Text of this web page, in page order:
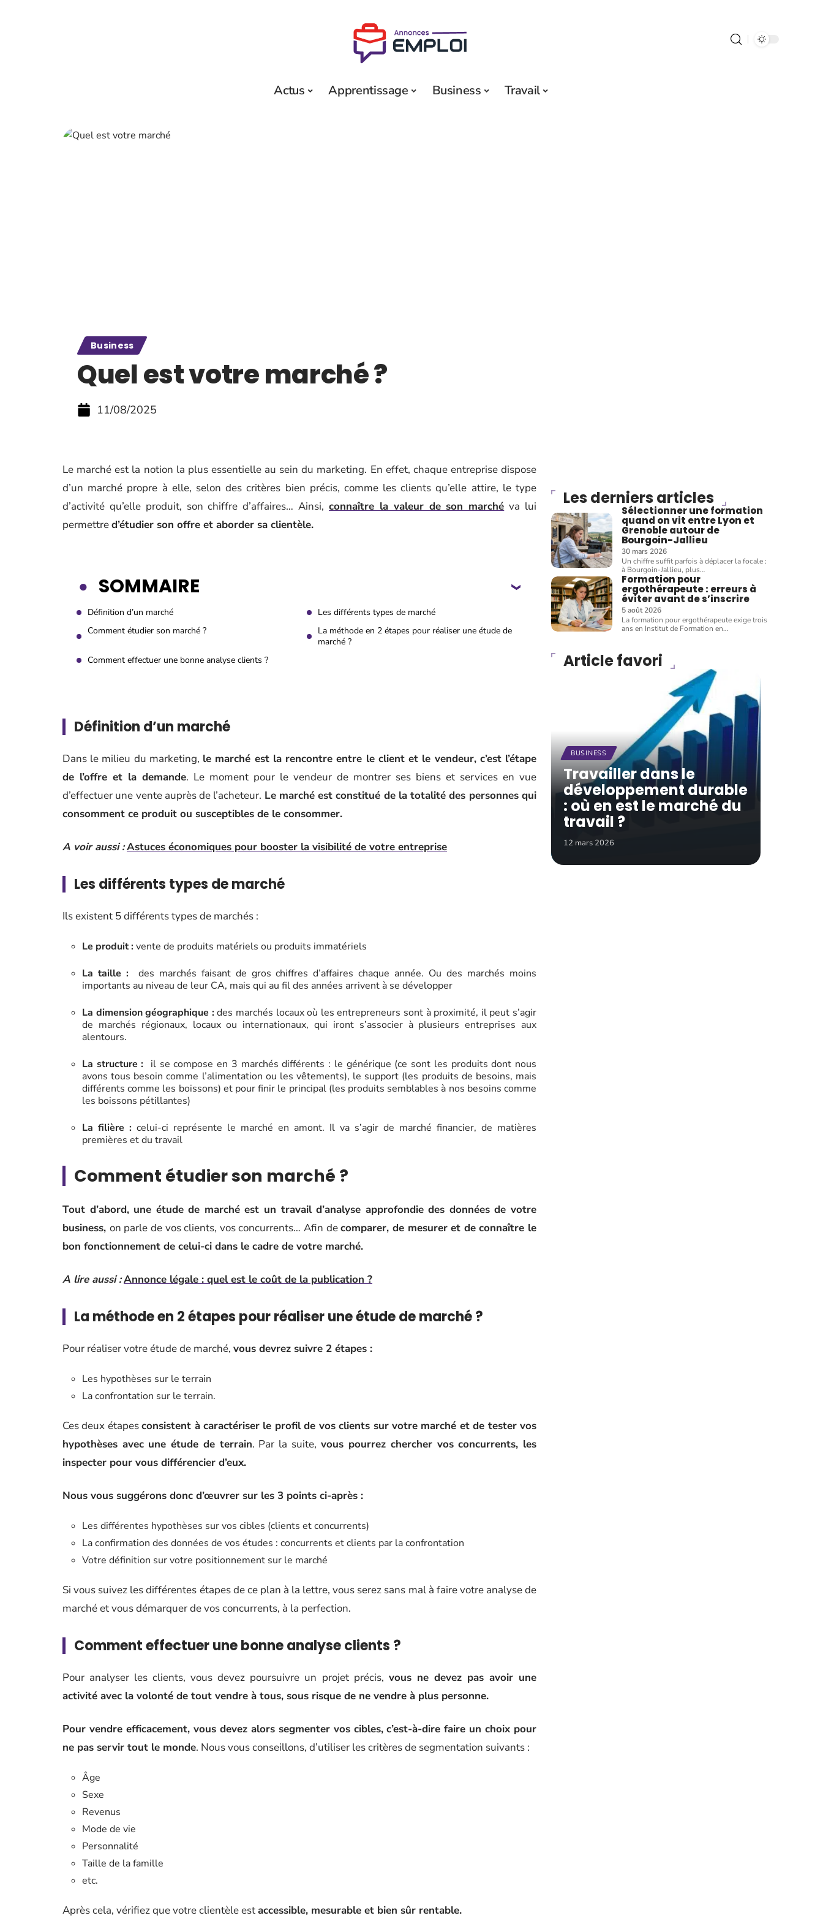
Actus Apprentissage Business Travail
Business
Quel est votre marché ?
11/08/2025
Le marché est la notion la plus essentielle au sein du marketing. En effet, chaque entreprise dispose
d’un marché propre à elle, selon des critères bien précis, comme les clients qu’elle attire, le type
d’activité qu’elle produit, son chiffre d’affaires… Ainsi, connaître la valeur de son marché va lui
permettred’étudier son offre et aborder sa clientèle.
SOMMAIRE
Définition d’un marché
Les différents types de marché
Comment étudier son marché ?
La méthode en 2 étapes pour réaliser une étude de
marché ?
Comment effectuer une bonne analyse clients ?
Définition d’un marché
Dans le milieu du marketing, le marché est la rencontre entre le client et le vendeur, c’est l’étape
de l’offre et la demande. Le moment pour le vendeur de montrer ses biens et services en vue
d’effectuer une vente auprès de l’acheteur. Le marché est constitué de la totalité des personnes qui
consomment ce produit ou susceptibles de le consommer.
A voir aussi :Astuces économiques pour booster la visibilité de votre entreprise
Les différents types de marché
Ils existent 5 différents types de marchés :
Le produit :vente de produits matériels ou produits immatériels
La taille :des marchés faisant de gros chiffres d’affaires chaque année. Ou des marchés moins
importants au niveau de leur CA, mais qui au fil des années arrivent à se développer
La dimension géographique :des marchés locaux où les entrepreneurs sont à proximité, il peut s’agir
de marchés régionaux, locaux ou internationaux, qui iront s’associer à plusieurs entreprises aux
alentours.
La structure : il se compose en 3 marchés différents : le générique (ce sont les produits dont nous
avons tous besoin comme l’alimentation ou les vêtements), le support (les produits de besoins, mais
différents comme les boissons) et pour finir le principal (les produits semblables à nos besoins comme
les boissons pétillantes)
La filière : celui-ci représente le marché en amont. Il va s’agir de marché financier, de matières
premières et du travail
Comment étudier son marché ?
Tout d’abord, une étude de marché est un travail d’analyse approfondie des données de votre
business, on parle de vos clients, vos concurrents… Afin decomparer, de mesurer et de connaître le
bon fonctionnement de celui-ci dans le cadre de votre marché.
A lire aussi :Annonce légale : quel est le coût de la publication ?
La méthode en 2 étapes pour réaliser une étude de marché ?
Pour réaliser votre étude de marché, vous devrez suivre 2 étapes :
Les hypothèses sur le terrain
La confrontation sur le terrain.
Ces deux étapesconsistent à caractériser le profil de vos clients sur votre marché et de tester vos
hypothèses avec une étude de terrain. Par la suite, vous pourrez chercher vos concurrents, les
inspecter pour vous différencier d’eux.
Nous vous suggérons donc d’œuvrer sur les 3 points ci-après :
Les différentes hypothèses sur vos cibles (clients et concurrents)
La confirmation des données de vos études : concurrents et clients par la confrontation
Votre définition sur votre positionnement sur le marché
Si vous suivez les différentes étapes de ce plan à la lettre, vous serez sans mal à faire votre analyse de
marché et vous démarquer de vos concurrents, à la perfection.
Comment effectuer une bonne analyse clients ?
Pour analyser les clients, vous devez poursuivre un projet précis, vous ne devez pas avoir une
activité avec la volonté de tout vendre à tous, sous risque de ne vendre à plus personne.
Pour vendre efficacement, vous devez alors segmenter vos cibles, c’est-à-dire faire un choix pour
ne pas servir tout le monde. Nous vous conseillons, d’utiliser les critères de segmentation suivants :
Âge
Sexe
Revenus
Mode de vie
Personnalité
Taille de la famille
etc.
Après cela, vérifiez que votre clientèle estaccessible, mesurable et bien sûr rentable.
Les derniers articles
Sélectionner une formation
quand on vit entre Lyon et
Grenoble autour de
Bourgoin-Jallieu
30 mars 2026
Un chiffre suffit parfois à déplacer la focale :
à Bourgoin-Jallieu, plus…
Formation pour
ergothérapeute : erreurs à
éviter avant de s’inscrire
5 août 2026
La formation pour ergothérapeute exige trois
ans en Institut de Formation en…
Article favori
BUSINESS
Travailler dans le
développement durable
: où en est le marché du
travail ?
12 mars 2026